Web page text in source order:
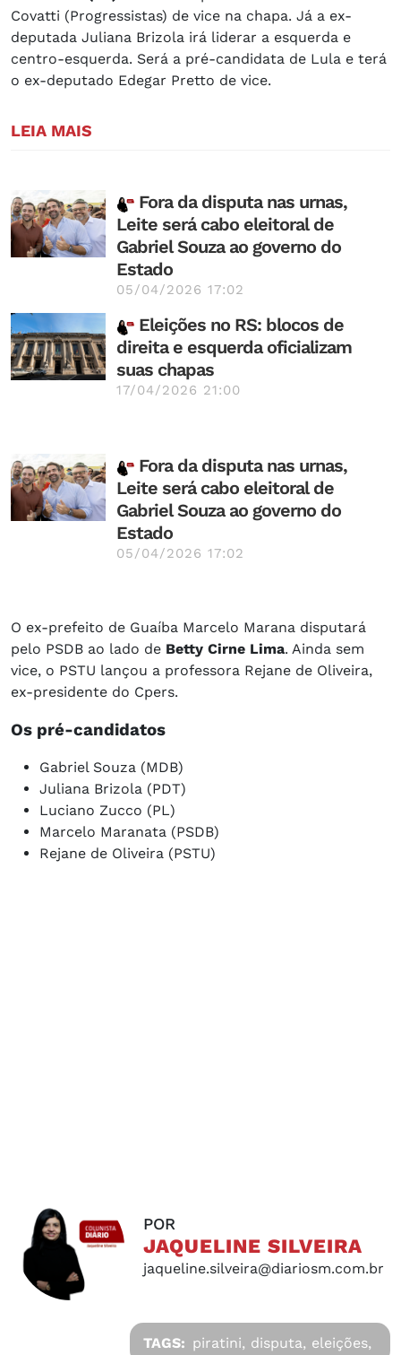
Covatti (Progressistas) de vice na chapa. Já a ex-
deputada Juliana Brizola irá liderar a esquerda e
centro-esquerda. Será a pré-candidata de Lula e terá
o ex-deputado Edegar Pretto de vice.
LEIA MAIS
Fora da disputa nas urnas,
Leite será cabo eleitoral de
Gabriel Souza ao governo do
Estado
05/04/2026 17:02
Eleições no RS: blocos de
direita e esquerda oficializam
suas chapas
17/04/2026 21:00
Fora da disputa nas urnas,
Leite será cabo eleitoral de
Gabriel Souza ao governo do
Estado
05/04/2026 17:02
O ex-prefeito de Guaíba Marcelo Marana disputará
pelo PSDB ao lado de Betty Cirne Lima. Ainda sem
vice, o PSTU lançou a professora Rejane de Oliveira,
ex-presidente do Cpers.
Os pré-candidatos
Gabriel Souza (MDB)
Juliana Brizola (PDT)
Luciano Zucco (PL)
Marcelo Maranata (PSDB)
Rejane de Oliveira (PSTU)
POR
JAQUELINE SILVEIRA
jaqueline.silveira@diariosm.com.br
TAGS: piratini, disputa, eleições,